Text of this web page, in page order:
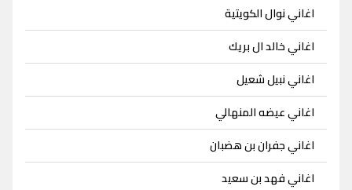
اغاني نوال الكويتية
اغاني خالد ال بريك
اغاني نبيل شعيل
اغاني عيضه المنهالي
اغاني جفران بن هضبان
اغاني فهد بن سعيد